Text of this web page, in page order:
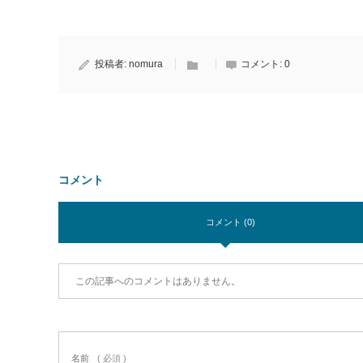
投稿者: nomura コメント: 0
コメント
コメント (0)
この記事へのコメントはありません。
名前 ( 必須 )